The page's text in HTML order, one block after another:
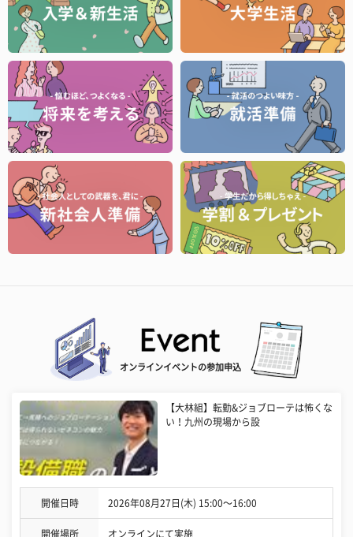
オンラインイベントの参加申込
【大林組】転勤&ジョブローテは怖くな
い！九州の現場から設
開催日時 2026年08月27日(木) 15:00〜16:00
開催場所 オンラインにて実施